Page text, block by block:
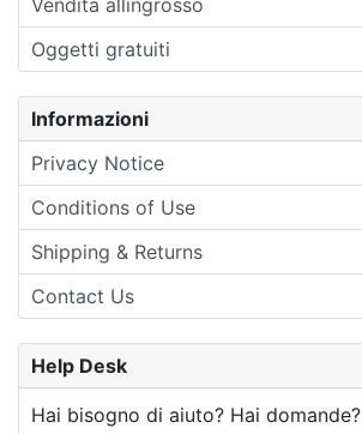
Oggetti gratuiti
Informazioni
Privacy Notice
Conditions of Use
Shipping & Returns
Contact Us
Help Desk
Hai bisogno di aiuto? Hai domande?